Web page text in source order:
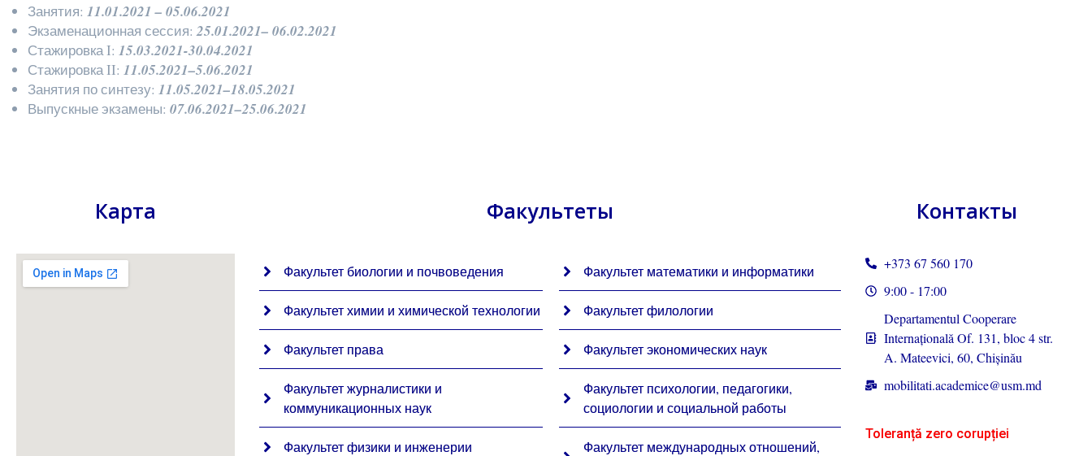
Занятия: 11.01.2021 – 05.06.2021
Экзаменационная сессия: 25.01.2021– 06.02.2021
Стажировка I: 15.03.2021-30.04.2021
Стажировка II: 11.05.2021–5.06.2021
Занятия по синтезу: 11.05.2021–18.05.2021
Выпускные экзамены: 07.06.2021–25.06.2021
Карта Факультеты
Факультет биологии и почвоведения
Факультет химии и химической технологии
Факультет права
Факультет журналистики и
коммуникационных наук
Факультет физики и инженерии
Факультет математики и информатики
Факультет филологии
Факультет экономических наук
Факультет психологии, педагогики,
социологии и социальной работы
Факультет международных отношений,
Контакты
+373 67 560 170
9:00 - 17:00
Departamentul Cooperare
Internațională Of. 131, bloc 4 str.
A. Mateevici, 60, Chișinău
mobilitati.academice@usm.md
Toleranță zero corupției